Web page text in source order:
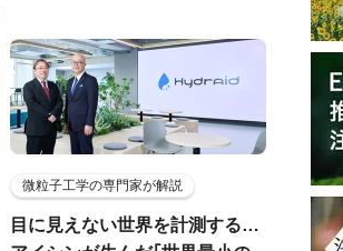
微粒子工学の専門家が解説
目に見えない世界を計測する…